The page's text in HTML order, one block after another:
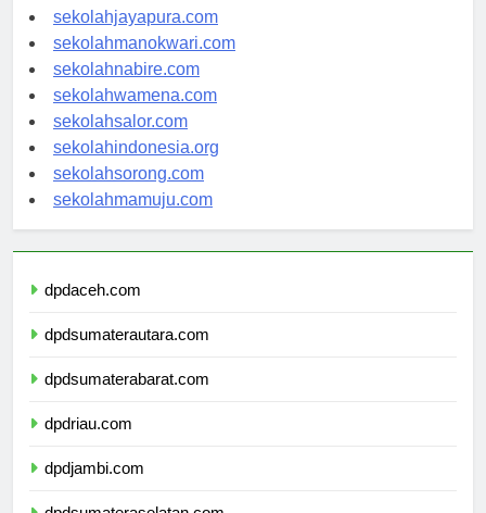
sekolahambon.com
sekolahjayapura.com
sekolahmanokwari.com
sekolahnabire.com
sekolahwamena.com
sekolahsalor.com
sekolahindonesia.org
sekolahsorong.com